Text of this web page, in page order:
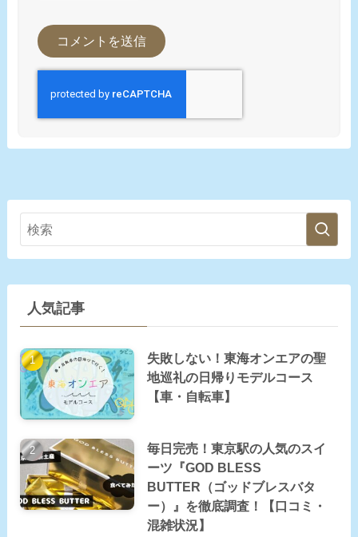
人気記事
失敗しない！東海オンエアの聖
地巡礼の日帰りモデルコース
【車・自転車】
毎日完売！東京駅の人気のスイ
ーツ『GOD BLESS
BUTTER（ゴッドブレスバタ
ー）』を徹底調査！【口コミ・
混雑状況】